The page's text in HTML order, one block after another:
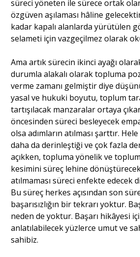
süreci yöneten ile sürece ortak
özgüven aşılaması hâline
kadar kapalı alanlarda yürütülen
selameti için vazgeçilmez olarak
Ama artık sürecin ikinci ayağı
durumla alakalı olarak topluma
verme zamanı gelmiştir diye
yasal ve hukuki boyutu, toplum
tartışılacak manzaralar ortaya
öncesinden süreci besleyecek
olsa adımların atılması şarttır.
daha da derinleştiği ve çok fazla
açıkken, topluma yönelik ve
kesimini süreç lehine
atılmaması süreci enfekte edecek
Bu süreç herkes açısından son
başarısızlığın bir tekrarı yoktur.
neden de yoktur. Başarı hikâyesi
anlatılabilecek yüzlerce umut ve
sahibiz.